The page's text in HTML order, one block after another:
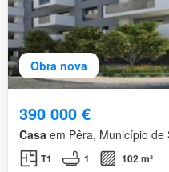
Obra nova
390 000 €
Casa em Pêra, Município de
T1 1 102 m²